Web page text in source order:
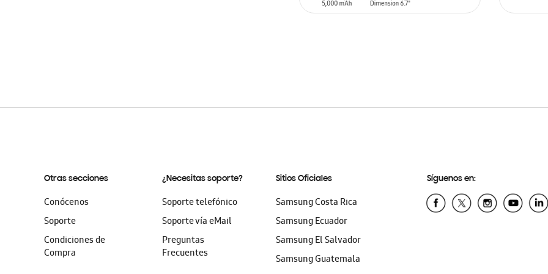
SIN
Otras secciones
Conócenos
Soporte
Condiciones de
Compra
¿Necesitas soporte?
Soporte telefónico
Soporte vía eMail
Preguntas
Frecuentes
Sitios Oficiales
Samsung Costa Rica
Samsung Ecuador
Samsung El Salvador
Samsung Guatemala
Síguenos en: